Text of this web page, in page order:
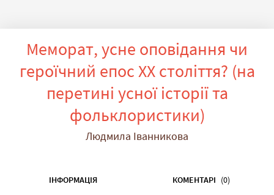
Меморат, усне оповідання чи
героїчний епос ХХ століття? (на
перетині усної історії та
фольклористики)
Людмила Іванникова
ІНФОРМАЦІЯ КОМЕНТАРІ (0)